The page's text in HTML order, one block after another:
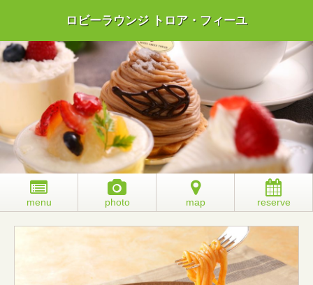
ロビーラウンジ トロア・フィーユ
menu photo map reserve